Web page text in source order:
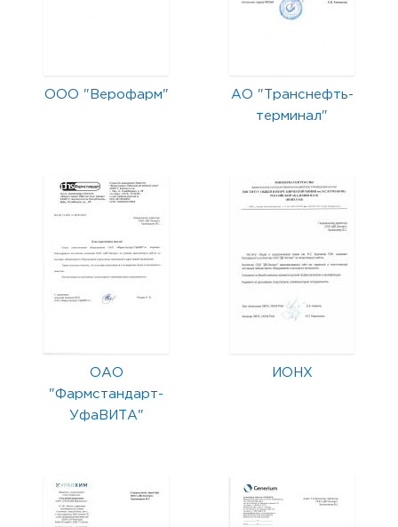
ООО "Верофарм"
АО "Транснефть-
терминал"
ОАО
"Фармстандарт-
УфаВИТА"
ИОНХ